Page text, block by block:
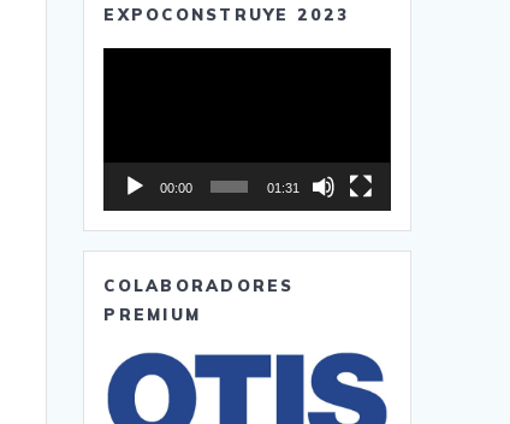
EXPOCONSTRUYE 2023
00:00 01:31
COLABORADORES
PREMIUM